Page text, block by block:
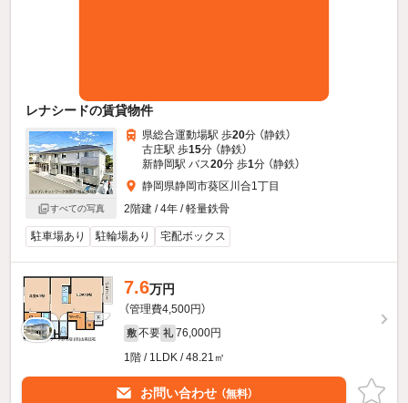
レナシードの賃貸物件
すべての写真
県総合運動場駅 歩20分 （静鉄）
古庄駅 歩15分 （静鉄）
新静岡駅 バス20分 歩1分 （静鉄）
静岡県静岡市葵区川合1丁目
2階建 / 4年 / 軽量鉄骨
駐車場あり 駐輪場あり 宅配ボックス
7.6万円
（管理費4,500円）
敷 不要 礼 76,000円
1階 / 1LDK / 48.21㎡
お問い合わせ （無料）